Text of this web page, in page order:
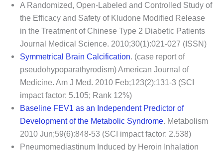
A Randomized, Open-Labeled and Controlled Study of
the Efficacy and Safety of Kludone Modified Release
in the Treatment of Chinese Type 2 Diabetic Patients
Journal Medical Science. 2010;30(1):021-027 (ISSN)
Symmetrical Brain Calcification. (case report of
pseudohypoparathyrodism) American Journal of
Medicine. Am J Med. 2010 Feb;123(2):131-3 (SCI
impact factor: 5.105; Rank 12%)
Baseline FEV1 as an Independent Predictor of
Development of the Metabolic Syndrome. Metabolism
2010 Jun;59(6):848-53 (SCI impact factor: 2.538)
Pneumomediastinum Induced by Heroin Inhalation